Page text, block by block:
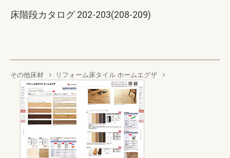
床階段カタログ 202-203(208-209)
その他床材 リフォーム床タイル ホームエグザ